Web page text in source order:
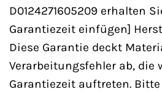
D0124271605209 erhalten
Garantiezeit einfügen]
Diese Garantie deckt
Verarbeitungsfehler ab, die
Garantiezeit auftreten.